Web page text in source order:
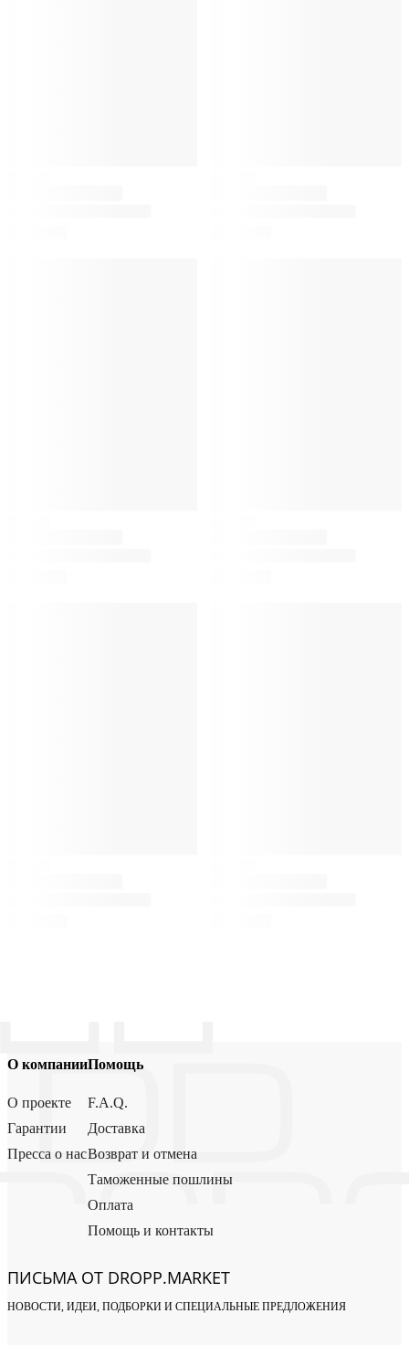
О компании
О проекте
Гарантии
Пресса о нас
Помощь
F.A.Q.
Доставка
Возврат и отмена
Таможенные пошлины
Оплата
Помощь и контакты
ПИСЬМА ОТ DROPP.MARKET
НОВОСТИ, ИДЕИ, ПОДБОРКИ И СПЕЦИАЛЬНЫЕ ПРЕДЛОЖЕНИЯ